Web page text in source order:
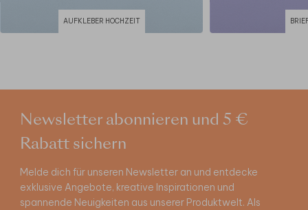
AUFKLEBER HOCHZEIT
Newsletter abonnieren und 5 €
Rabatt sichern
Melde dich für unseren Newsletter an und entdecke
exklusive Angebote, kreative Inspirationen und
spannende Neuigkeiten aus unserer Produktwelt. Als